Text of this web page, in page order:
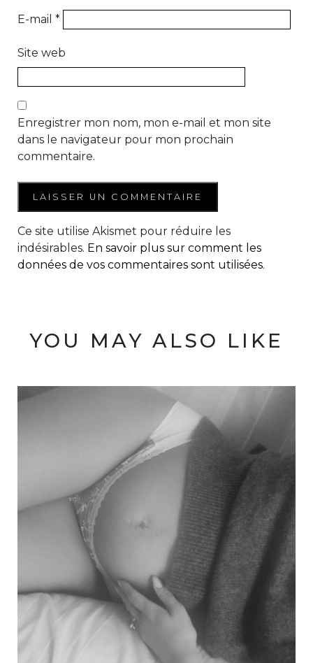
E-mail *
Site web
Enregistrer mon nom, mon e-mail et mon site
dans le navigateur pour mon prochain
commentaire.
Ce site utilise Akismet pour réduire les
indésirables. En savoir plus sur comment les
données de vos commentaires sont utilisées.
YOU MAY ALSO LIKE